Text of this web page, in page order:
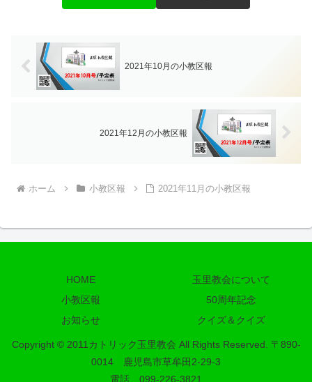
2021年10月の小教区報
2021年12月の小教区報
ホーム 小教区報 2021年11月の小教区報
HOME
玉里教会について
小教区報
50周年記念
お知らせ
クイズ＆クイズ
Copyright © 2011カトリック玉里教会 All Rights Reserved. 〒890-
0014 鹿児島市草牟田2-29-3
電話 099-226-3821